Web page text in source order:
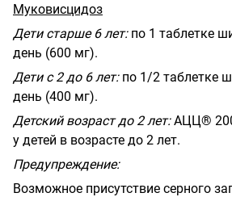
Муковисцидоз
Дети старше 6 лет:по 1 таблетке
день (600 мг).
Дети с 2 до 6 лет:по 1/2 таблетке
день (400 мг).
Детский возраст до 2 лет:АЦЦ® 200
у детей в возрасте до 2 лет.
Предупреждение:
Возможное присутствие серного